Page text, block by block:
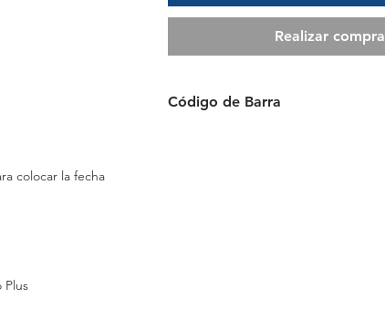
colocar la fecha
Realizar compra
Código de Barra